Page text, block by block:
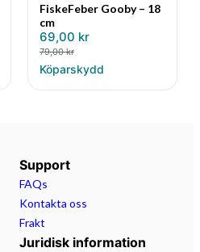
FiskeFeber Gooby – 18
cm
69,00 kr
79,00kr
Köparskydd
Support
FAQs
Kontakta oss
Frakt
Juridisk information